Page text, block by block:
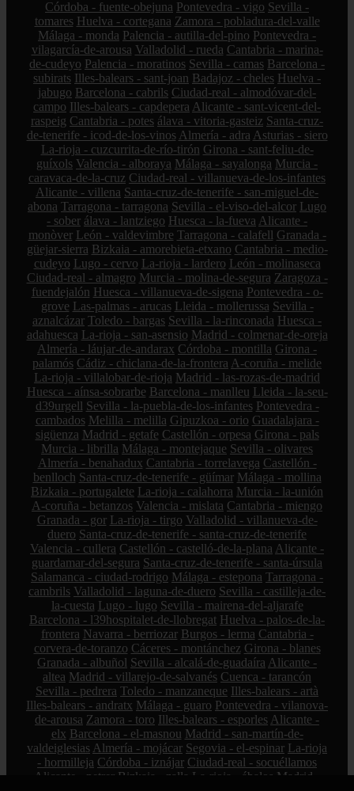
Córdoba - fuente-obejuna Pontevedra - vigo Sevilla -
tomares Huelva - cortegana Zamora - pobladura-del-valle
Málaga - monda Palencia - autilla-del-pino Pontevedra -
vilagarcía-de-arousa Valladolid - rueda Cantabria - marina-
de-cudeyo Palencia - moratinos Sevilla - camas Barcelona -
subirats Illes-balears - sant-joan Badajoz - cheles Huelva -
jabugo Barcelona - cabrils Ciudad-real - almodóvar-del-
campo Illes-balears - capdepera Alicante - sant-vicent-del-
raspeig Cantabria - potes álava - vitoria-gasteiz Santa-cruz-
de-tenerife - icod-de-los-vinos Almería - adra Asturias - siero
La-rioja - cuzcurrita-de-río-tirón Girona - sant-feliu-de-
guíxols Valencia - alboraya Málaga - sayalonga Murcia -
caravaca-de-la-cruz Ciudad-real - villanueva-de-los-infantes
Alicante - villena Santa-cruz-de-tenerife - san-miguel-de-
abona Tarragona - tarragona Sevilla - el-viso-del-alcor Lugo
- sober álava - lantziego Huesca - la-fueva Alicante -
monòver León - valdevimbre Tarragona - calafell Granada -
güejar-sierra Bizkaia - amorebieta-etxano Cantabria - medio-
cudeyo Lugo - cervo La-rioja - lardero León - molinaseca
Ciudad-real - almagro Murcia - molina-de-segura Zaragoza -
fuendejalón Huesca - villanueva-de-sigena Pontevedra - o-
grove Las-palmas - arucas Lleida - mollerussa Sevilla -
aznalcázar Toledo - bargas Sevilla - la-rinconada Huesca -
adahuesca La-rioja - san-asensio Madrid - colmenar-de-oreja
Almería - láujar-de-andarax Córdoba - montilla Girona -
palamós Cádiz - chiclana-de-la-frontera A-coruña - melide
La-rioja - villalobar-de-rioja Madrid - las-rozas-de-madrid
Huesca - aínsa-sobrarbe Barcelona - manlleu Lleida - la-seu-
d39urgell Sevilla - la-puebla-de-los-infantes Pontevedra -
cambados Melilla - melilla Gipuzkoa - orio Guadalajara -
sigüenza Madrid - getafe Castellón - orpesa Girona - pals
Murcia - librilla Málaga - montejaque Sevilla - olivares
Almería - benahadux Cantabria - torrelavega Castellón -
benlloch Santa-cruz-de-tenerife - güímar Málaga - mollina
Bizkaia - portugalete La-rioja - calahorra Murcia - la-unión
A-coruña - betanzos Valencia - mislata Cantabria - miengo
Granada - gor La-rioja - tirgo Valladolid - villanueva-de-
duero Santa-cruz-de-tenerife - santa-cruz-de-tenerife
Valencia - cullera Castellón - castelló-de-la-plana Alicante -
guardamar-del-segura Santa-cruz-de-tenerife - santa-úrsula
Salamanca - ciudad-rodrigo Málaga - estepona Tarragona -
cambrils Valladolid - laguna-de-duero Sevilla - castilleja-de-
la-cuesta Lugo - lugo Sevilla - mairena-del-aljarafe
Barcelona - l39hospitalet-de-llobregat Huelva - palos-de-la-
frontera Navarra - berriozar Burgos - lerma Cantabria -
corvera-de-toranzo Cáceres - montánchez Girona - blanes
Granada - albuñol Sevilla - alcalá-de-guadaíra Alicante -
altea Madrid - villarejo-de-salvanés Cuenca - tarancón
Sevilla - pedrera Toledo - manzaneque Illes-balears - artà
Illes-balears - andratx Málaga - guaro Pontevedra - vilanova-
de-arousa Zamora - toro Illes-balears - esporles Alicante -
elx Barcelona - el-masnou Madrid - san-martín-de-
valdeiglesias Almería - mojácar Segovia - el-espinar La-rioja
- hormilleja Córdoba - iznájar Ciudad-real - socuéllamos
Alicante - petrer Bizkaia - zalla La-rioja - ábalos Madrid -